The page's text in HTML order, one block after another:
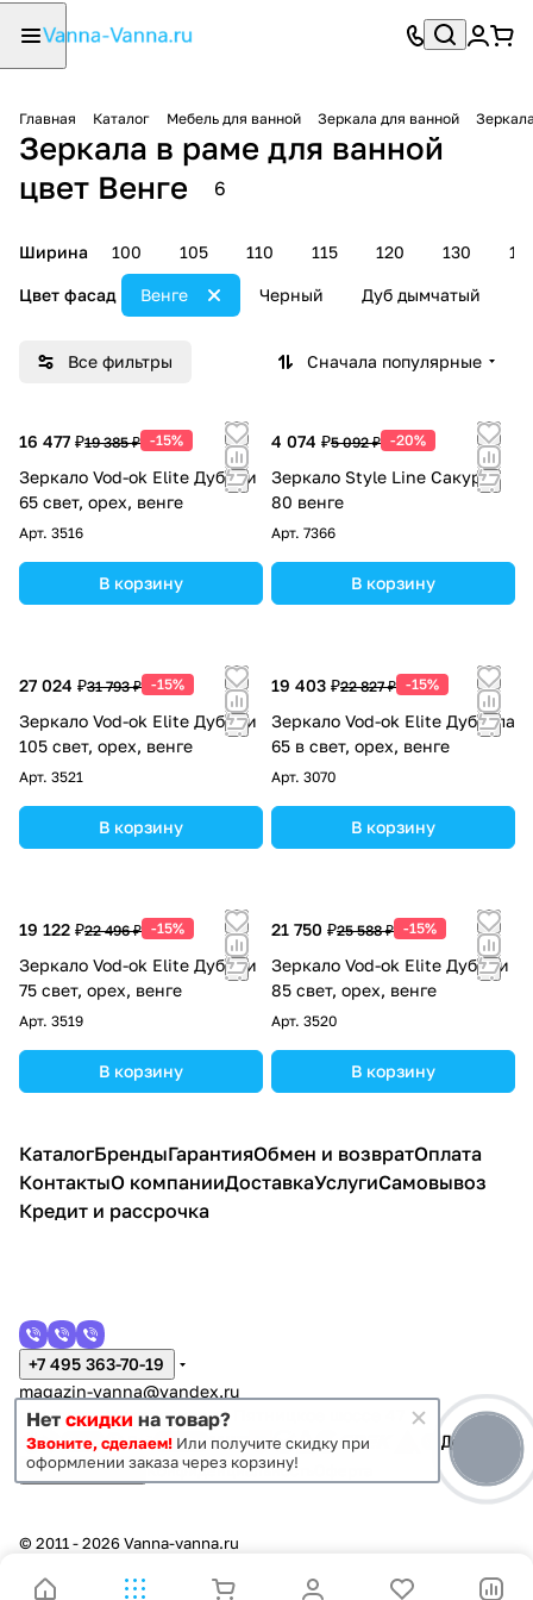
Главная Каталог Мебель для ванной Зеркала для ванной
Зеркала в раме для ванной
цвет Венге
6
Ширина 100 105 110 115 120 130
Цвет фасад Черный Дуб дымчатый
Венге
Все фильтры Сначала популярные
16 477 ₽19 385 ₽ -15%
Зеркало Vod-ok Elite Дубини
65 свет, орех, венге
Арт. 3516
В корзину
4 074 ₽5 092 ₽ -20%
Зеркало Style Line Сакура
80 венге
Арт. 7366
В корзину
27 024 ₽31 793 ₽ -15%
Зеркало Vod-ok Elite Дубини
105 свет, орех, венге
Арт. 3521
В корзину
19 403 ₽22 827 ₽ -15%
Зеркало Vod-ok Elite Дубэлла
65 в свет, орех, венге
Арт. 3070
В корзину
19 122 ₽22 496 ₽ -15%
Зеркало Vod-ok Elite Дубини
75 свет, орех, венге
Арт. 3519
В корзину
21 750 ₽25 588 ₽ -15%
Зеркало Vod-ok Elite Дубини
85 свет, орех, венге
Арт. 3520
В корзину
КаталогБрендыГарантияОбмен и возвратОплата
КонтактыО компанииДоставкаУслугиСамовывоз
Кредит и рассрочка
+7 495 363-70-19
magazin-vanna@yandex.ru
г. Москва, Митино, улица Пятницкое шоссе 47
Темная тема Конфиденциальность
© 2011 - 2026 Vanna-vanna.ru
Нет скидки на товар?
Звоните, сделаем! Или получите скидку при
оформлении заказа через корзину!